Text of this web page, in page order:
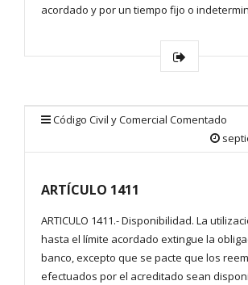
acordado y por un tiempo fijo o
Código Civil y Comercial Comentado
ARTÍCULO 1411
ARTICULO 1411.- Disponibilidad. La
hasta el límite acordado extingue la
banco, excepto que se pacte que los
efectuados por el acreditado sean